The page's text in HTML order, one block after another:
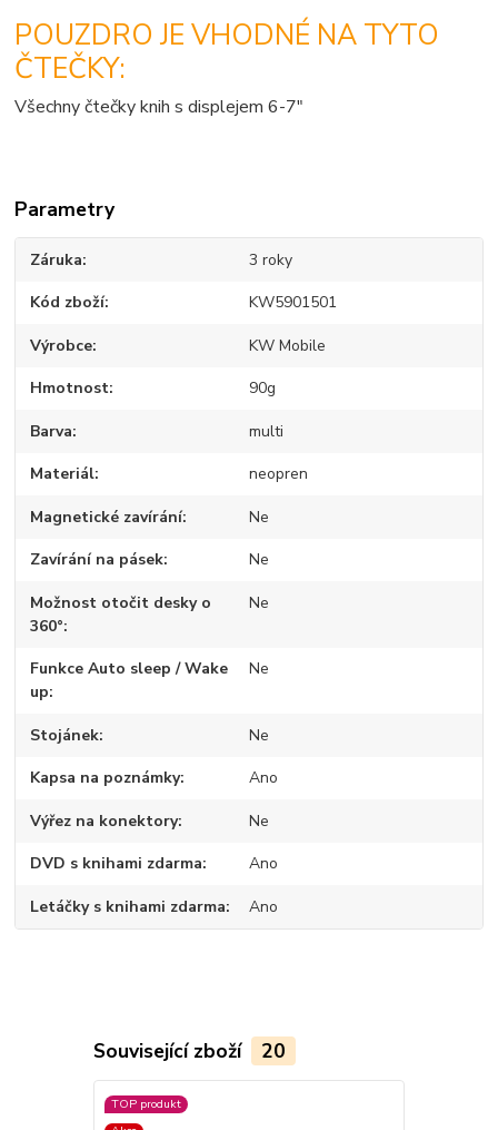
POUZDRO JE VHODNÉ NA TYTO
ČTEČKY:
Všechny čtečky knih s displejem 6-7"
Parametry
Záruka 3 roky
Kód zboží KW5901501
Výrobce KW Mobile
Hmotnost 90g
Barva multi
Materiál neopren
Magnetické zavírání Ne
Zavírání na pásek Ne
Možnost otočit desky o
360°
Ne
Funkce Auto sleep / Wake
up
Ne
Stojánek Ne
Kapsa na poznámky Ano
Výřez na konektory Ne
DVD s knihami zdarma Ano
Letáčky s knihami zdarma Ano
Související zboží 20
TOP produkt